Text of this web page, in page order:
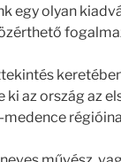
egy olyan
ki az ország az